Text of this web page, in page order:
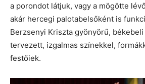
a porondot látjuk, vagy a mögötte
akár hercegi palotabelsőként is
Berzsenyi Kriszta gyönyörű,
tervezett, izgalmas színekkel,
festőiek.